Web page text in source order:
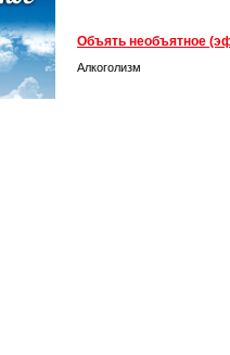
Объять необъятное
Алкоголизм